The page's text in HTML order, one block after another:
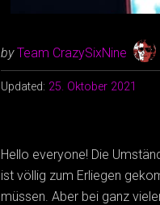
by Team CrazySixNine
Updated: 25. Oktober 2021
Hello everyone! Die
ist völlig zum Erliegen
müssen. Aber bei ganz